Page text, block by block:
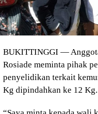
BUKITTINGGI —
Rosiade meminta pihak
penyelidikan terkait
Kg dipindahkan ke 12 Kg.